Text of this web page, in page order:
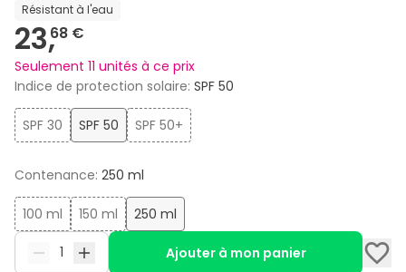
Résistant à l'eau
23,68 €
Seulement 11 unités à ce prix
Indice de protection solaire: SPF 50
SPF 30 SPF 50 SPF 50+
Contenance: 250 ml
100 ml 150 ml 250 ml
Ajouter à mon panier